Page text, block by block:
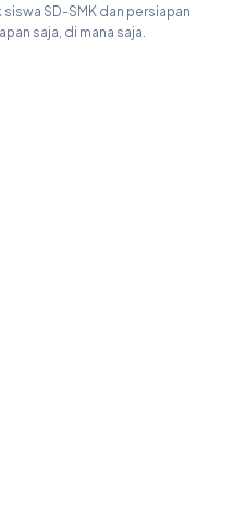
SD-SMK dan persiapan
saja, di mana saja.